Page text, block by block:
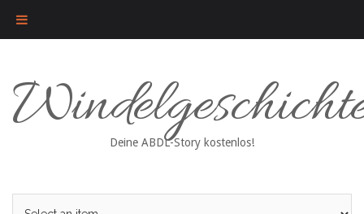
content
Deine ABDL-Story kostenlos!